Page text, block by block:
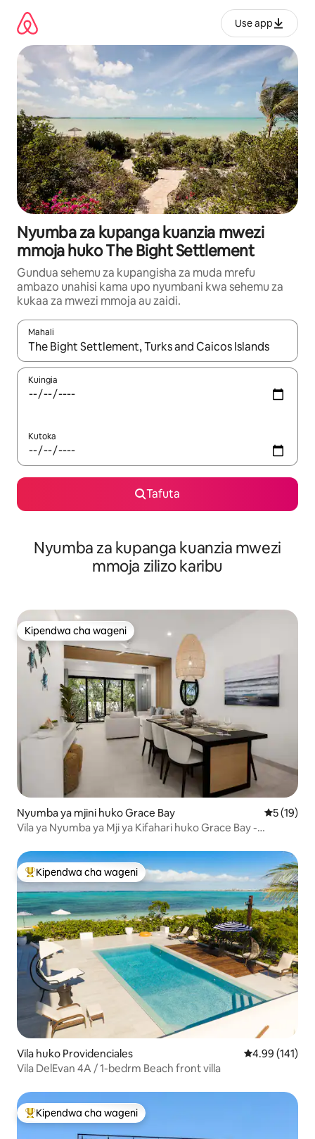
kwenda
kwenye
maudhui
Use app
Nyumba za kupanga kuanzia mwezi
mmoja huko The Bight Settlement
Gundua sehemu za kupangisha za muda mrefu
ambazo unahisi kama upo nyumbani kwa sehemu za
kukaa za mwezi mmoja au zaidi.
Mahali
Wakati matokeo yanapatikana, vinjari kwa kutumia vitufe vya
Kuingia
Kutoka
Tafuta
Nyumba za kupanga kuanzia mwezi
mmoja zilizo karibu
Kipendwa cha wageni
Kipendwa cha wageni
Nyumba ya mjini huko Grace Bay Ukadiriaji
5 (19)
Vila ya Nyumba ya Mji ya Kifahari huko Grace Bay -
Kipendwa maarufu cha wageni
Kipendwa cha wageni
Vila huko Providenciales Ukadiriaji wa
4.99 (141)
Vila DelEvan 4A / 1-bedrm Beach front villa
Kipendwa maarufu cha wageni
Kipendwa cha wageni